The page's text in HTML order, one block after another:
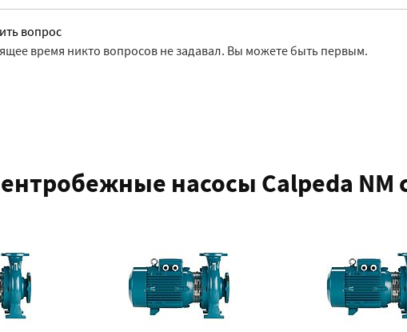
вопрос
время никто вопросов не задавал. Вы можете быть первым.
насосы Calpeda NM